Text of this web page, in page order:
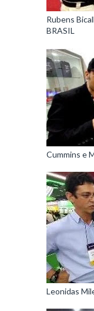
Rubens
BRASIL
Cummins e
Leonidas